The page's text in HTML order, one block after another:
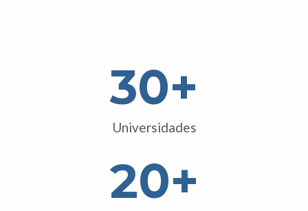
Universidades
30+
20+